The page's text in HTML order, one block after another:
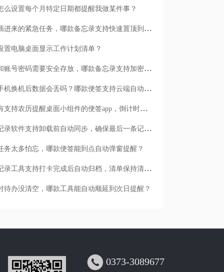
么设置每个月特定日期都提醒我做某件事？
临时插进来的紧急任务，哪款备忘录支持快速置顶到清单首位？
置电脑桌面显示工作计划清单？
日记和账号密码需要安全存放，哪款备忘录支持加密保护？
安卓手机换机后数据会丢吗？哪款便签支持云端自动备份？
有没有支持农历提醒桌面小组件的便签app，倒计时一目了然
哪款记录软件支持卸载前自动同步，确保最后一条记录不丢失？
务太多怕忘，哪款便签能到点自动弹窗提醒？
哪款记录工具支持打卡完成后自动归档，清单保持清爽？
待办没清空，哪款工具能自动顺延到次日提醒？
 0373-3089677